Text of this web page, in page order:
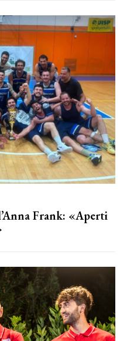
Frank: «Aperti